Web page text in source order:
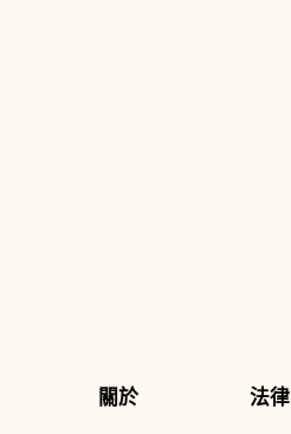
關於 法律